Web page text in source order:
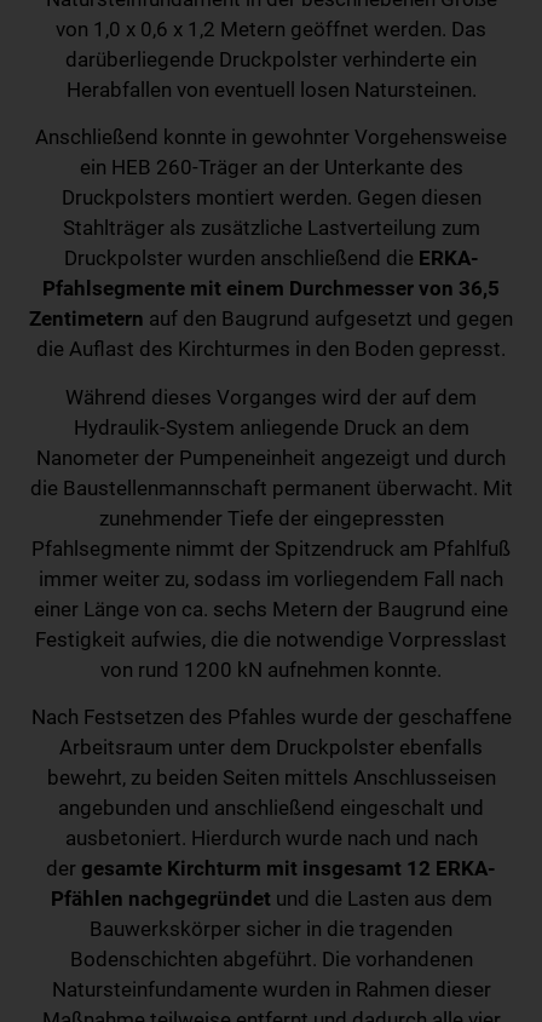
von 1,0 x 0,6 x 1,2 Metern geöffnet werden. Das
darüberliegende Druckpolster verhinderte ein
Herabfallen von eventuell losen Natursteinen.
Anschließend konnte in gewohnter Vorgehensweise
ein HEB 260-Träger an der Unterkante des
Druckpolsters montiert werden. Gegen diesen
Stahlträger als zusätzliche Lastverteilung zum
Druckpolster wurden anschließend die ERKA-
Pfahlsegmente mit einem Durchmesser von 36,5
Zentimetern auf den Baugrund aufgesetzt und gegen
die Auflast des Kirchturmes in den Boden gepresst.
Während dieses Vorganges wird der auf dem
Hydraulik-System anliegende Druck an dem
Nanometer der Pumpeneinheit angezeigt und durch
die Baustellenmannschaft permanent überwacht. Mit
zunehmender Tiefe der eingepressten
Pfahlsegmente nimmt der Spitzendruck am Pfahlfuß
immer weiter zu, sodass im vorliegendem Fall nach
einer Länge von ca. sechs Metern der Baugrund eine
Festigkeit aufwies, die die notwendige Vorpresslast
von rund 1200 kN aufnehmen konnte.
Nach Festsetzen des Pfahles wurde der geschaffene
Arbeitsraum unter dem Druckpolster ebenfalls
bewehrt, zu beiden Seiten mittels Anschlusseisen
angebunden und anschließend eingeschalt und
ausbetoniert. Hierdurch wurde nach und nach
der gesamte Kirchturm mit insgesamt 12 ERKA-
Pfählen nachgegründet und die Lasten aus dem
Bauwerkskörper sicher in die tragenden
Bodenschichten abgeführt. Die vorhandenen
Natursteinfundamente wurden in Rahmen dieser